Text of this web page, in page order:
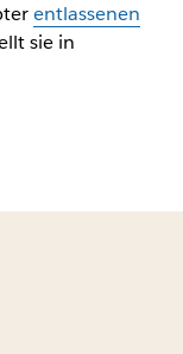
entlassenen
sie in